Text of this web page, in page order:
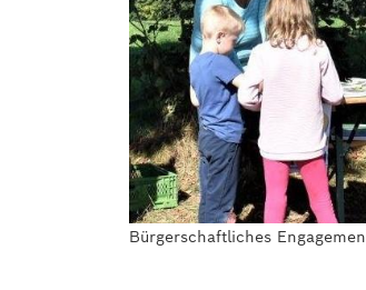
Bürgerschaftliches